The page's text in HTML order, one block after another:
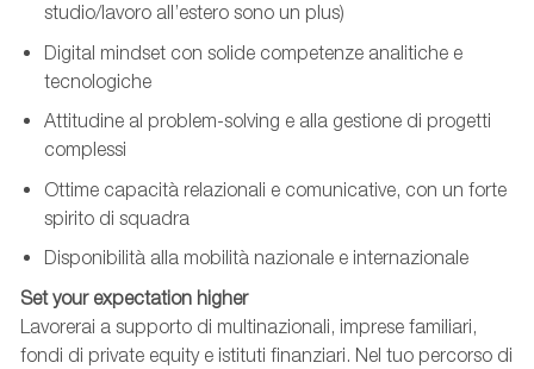
studio/lavoro all’estero sono un plus)
Digital mindset con solide competenze analitiche e
tecnologiche
Attitudine al problem-solving e alla gestione di progetti
complessi
Ottime capacità relazionali e comunicative, con un forte
spirito di squadra
Disponibilità alla mobilità nazionale e internazionale
Set your expectation higher
Lavorerai a supporto di multinazionali, imprese familiari,
fondi di private equity e istituti finanziari. Nel tuo percorso di